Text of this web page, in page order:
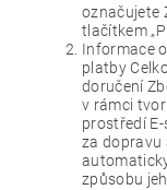
označujete
tlačítkem
Informace
platby
doručení
v rámci
prostředí
za dopravu
způsobu